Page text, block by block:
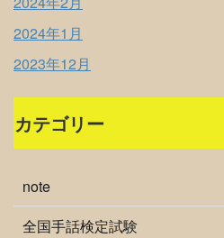
2024年1月
2023年12月
カテゴリー
note
全国手話検定試験